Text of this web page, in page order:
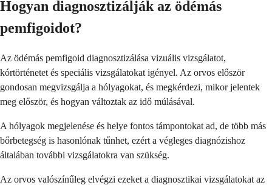
Hogyan diagnosztizálják az ödémás
pemfigoidot?
Az ödémás pemfigoid diagnosztizálása vizuális vizsgálatot,
kórtörténetet és speciális vizsgálatokat igényel. Az orvos először
gondosan megvizsgálja a hólyagokat, és megkérdezi, mikor jelentek
meg először, és hogyan változtak az idő múlásával.
A hólyagok megjelenése és helye fontos támpontokat ad, de több más
bőrbetegség is hasonlónak tűnhet, ezért a végleges diagnózishoz
általában további vizsgálatokra van szükség.
Az orvos valószínűleg elvégzi ezeket a diagnosztikai vizsgálatokat az